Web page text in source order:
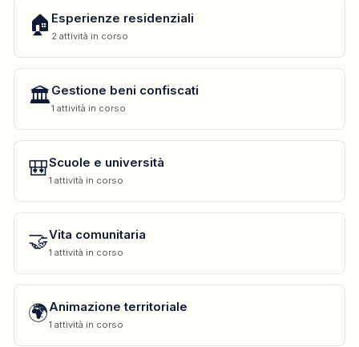
🏠 Esperienze residenziali
2 attività in corso
🏛️Gestione beni confiscati
1 attività in corso
🎒Scuole e università
1 attività in corso
🤝Vita comunitaria
1 attività in corso
🌍Animazione territoriale
1 attività in corso